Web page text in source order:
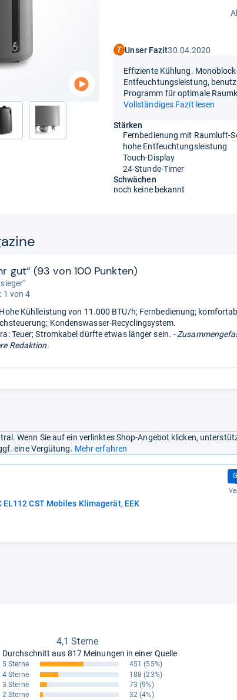
nächste
Unser Fazit30.04.2020
Effiziente Kühlung.
Entfeuchtungsleistung,
Programm für optimale
Vollständiges Fazit lesen
Stärken
Fernbedienung mit Raumluft-
hohe Entfeuchtungsleistung
Touch-Display
24-Stunde-Timer
Schwächen
noch keine bekannt
gut“ (93 von 100 Punkten)
1 von 4
Kühlleistung von 11.000 BTU/h; Fernbedienung;
Kondenswasser-Recyclingsystem.
Teuer; Stromkabel dürfte etwas länger sein. -
Redaktion.
Wenn Sie auf ein verlinktes Shop-Angebot klicken,
eine Vergütung. Mehr erfahren
EL112 CST Mobiles Klimagerät, EEK
4,1 Sterne
Durchschnitt aus 817 Meinungen in einer Quelle
5 Sterne 451 (55%)
4 Sterne
188 (23%)
3 Sterne
73 (9%)
2 Sterne
32 (4%)